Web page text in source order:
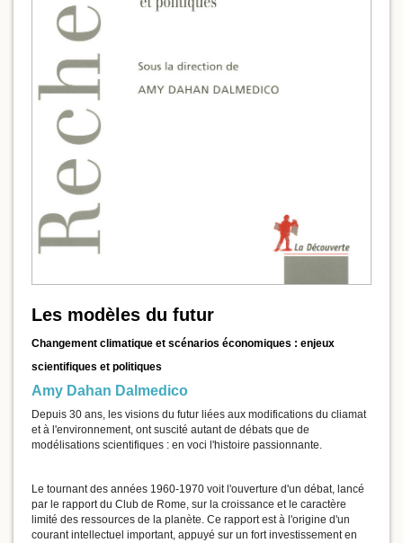
Les modèles du futur
Changement climatique et scénarios économiques : enjeux
scientifiques et politiques
Amy Dahan Dalmedico
Depuis 30 ans, les visions du futur liées aux modifications du cliamat
et à l'environnement, ont suscité autant de débats que de
modélisations scientifiques : en voci l'histoire passionnante.
Le tournant des années 1960-1970 voit l'ouverture d'un débat, lancé
par le rapport du Club de Rome, sur la croissance et le caractère
limité des ressources de la planète. Ce rapport est à l'origine d'un
courant intellectuel important, appuyé sur un fort investissement en